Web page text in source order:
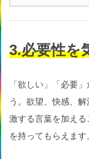
3.必要性を
「欲しい」「必要
う。欲望、快感、
激する言葉を加え
を持ってもらえます